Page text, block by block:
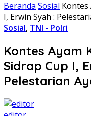
Beranda Sosial Kontes
I, Erwin Syah :
Sosial, TNI - Polri
Kontes Ayam
Sidrap Cup I,
Pelestarian